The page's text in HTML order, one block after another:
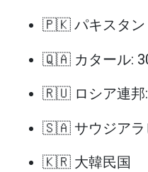
🇵🇰 パキスタン
🇶🇦 カタール:
🇷🇺 ロシア連邦:
🇸🇦 サウジアラ
🇰🇷 大韓民国